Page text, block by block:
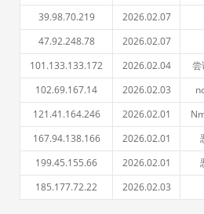
39.98.70.219
2026.02.07
47.92.248.78
2026.02.07
101.133.133.172
2026.02.04
102.69.167.14
2026.02.03
121.41.164.246
2026.02.01
167.94.138.166
2026.02.01
199.45.155.66
2026.02.01
185.177.72.22
2026.02.03